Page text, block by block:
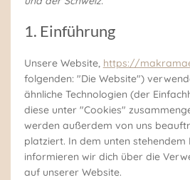
1. Einführung
Unsere Website, https://
folgenden: "Die Website")
ähnliche Technologien (der
diese unter "Cookies"
werden außerdem von uns
platziert. In dem unten stehendem
informieren wir dich über die
auf unserer Website.